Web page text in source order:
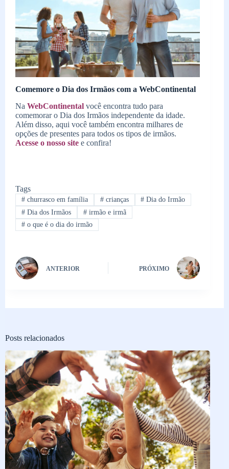
Comemore o Dia dos Irmãos com a WebContinental
Na WebContinental você encontra tudo para
comemorar o Dia dos Irmãos independente da idade.
Além disso, aqui você também encontra milhares de
opções de presentes para todos os tipos de irmãos.
Acesse o nosso site e confira!
Tags
#churrasco em família #crianças # Dia do Irmão
#Dia dos Irmãos #irmão e irmã
#o que é o dia do irmão
ANTERIOR PRÓXIMO
Posts relacionados